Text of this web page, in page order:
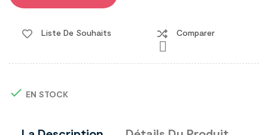
Liste De Souhaits

Comparer
 EN STOCK